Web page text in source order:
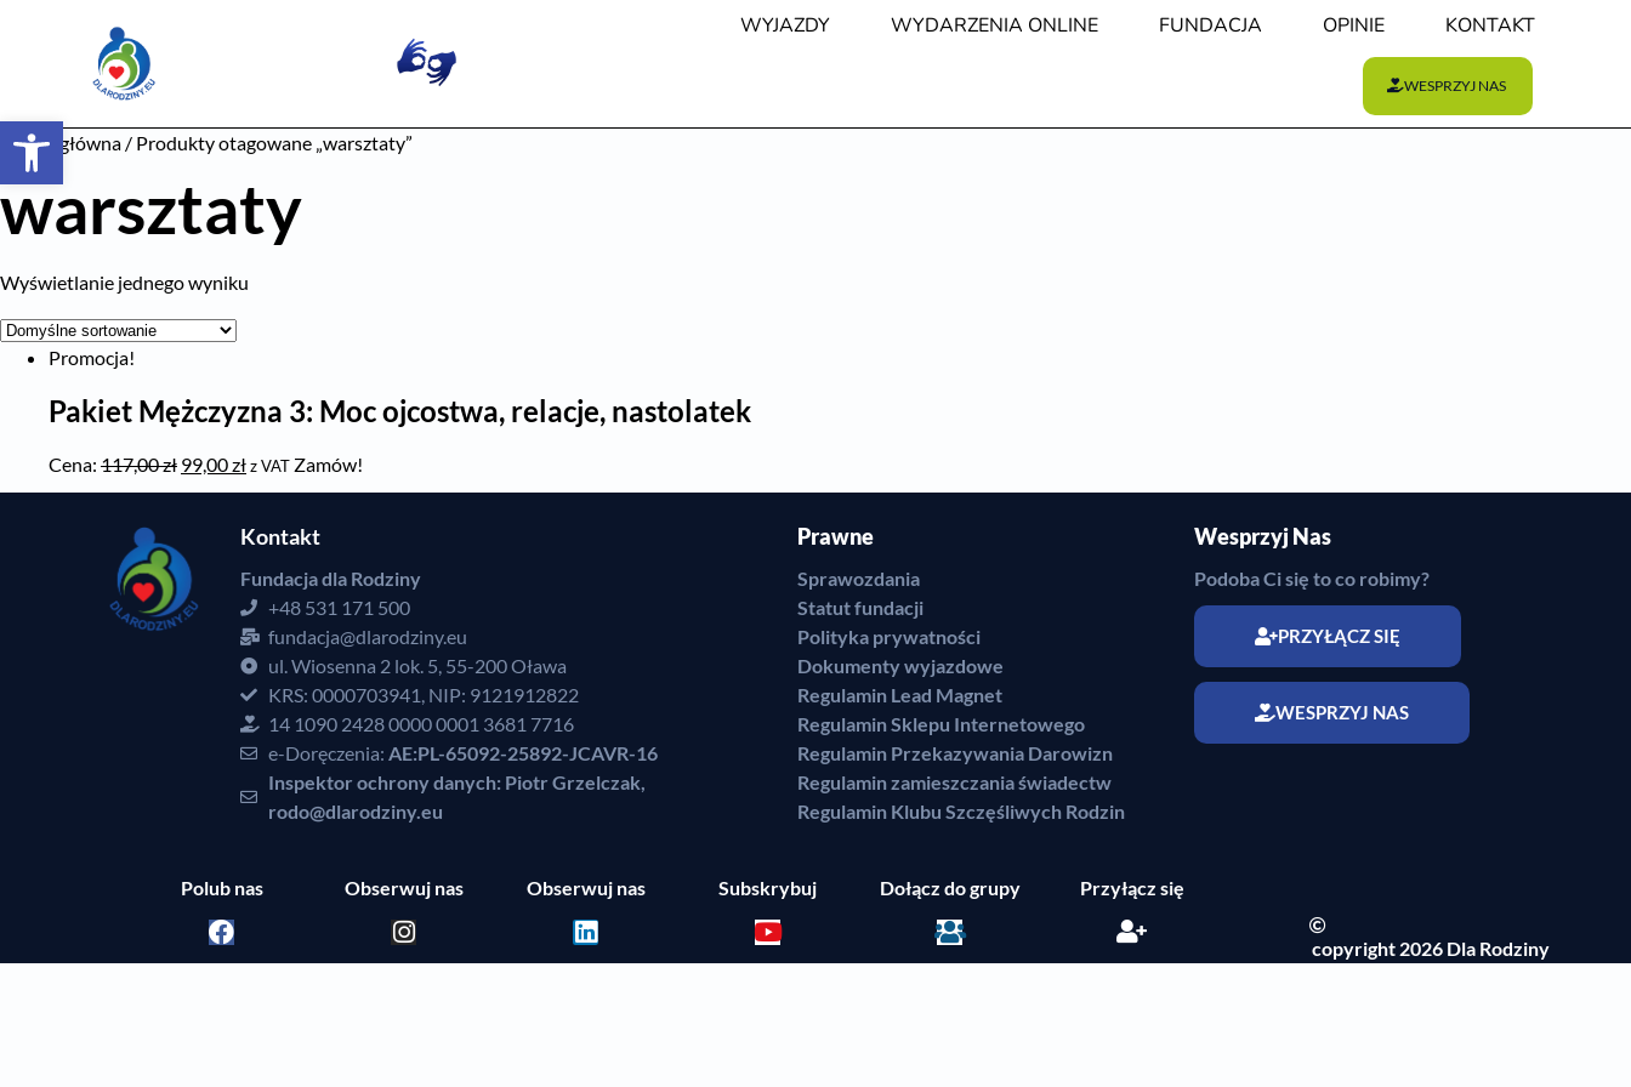
WYJAZDY WYDARZENIA ONLINE FUNDACJA OPINIE KONTAKT
WESPRZYJ NAS
Strona główna / Produkty otagowane „warsztaty”
warsztaty
Wyświetlanie jednego wyniku
Promocja!
Pakiet Mężczyzna 3: Moc ojcostwa, relacje, nastolatek
Cena: 117,00zł 99,00złz VAT Zamów!
Kontakt
Fundacja dla Rodziny
+48 531 171 500
fundacja@dlarodziny.eu
ul. Wiosenna 2 lok. 5, 55-200 Oława
KRS: 0000703941, NIP: 9121912822
14 1090 2428 0000 0001 3681 7716
e-Doręczenia: AE:PL-65092-25892-JCAVR-16
Inspektor ochrony danych: Piotr Grzelczak,
rodo@dlarodziny.eu
Prawne
Sprawozdania
Statut fundacji
Polityka prywatności
Dokumenty wyjazdowe
Regulamin Lead Magnet
Regulamin Sklepu Internetowego
Regulamin Przekazywania Darowizn
Regulamin zamieszczania świadectw
Regulamin Klubu Szczęśliwych Rodzin
Wesprzyj Nas
Podoba Ci się to co robimy?
PRZYŁĄCZ SIĘ
WESPRZYJ NAS
Polub nas Obserwuj nas Obserwuj nas Subskrybuj Dołącz do grupy Przyłącz się
copyright 2026 Dla Rodziny
Otwórz pasek narzędzi